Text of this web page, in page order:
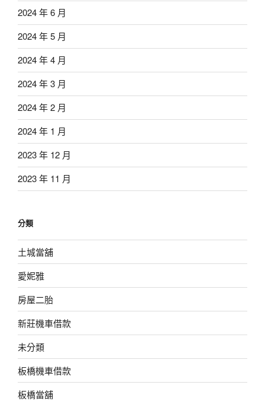
2024 年 6 月
2024 年 5 月
2024 年 4 月
2024 年 3 月
2024 年 2 月
2024 年 1 月
2023 年 12 月
2023 年 11 月
分類
土城當舖
愛妮雅
房屋二胎
新莊機車借款
未分類
板橋機車借款
板橋當舖